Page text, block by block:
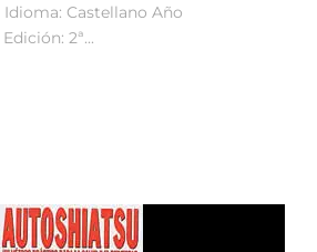
Idioma: Castellano Año
2ª...